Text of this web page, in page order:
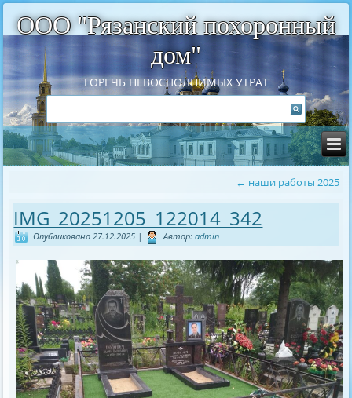
ООО "Рязанский похоронный
дом"
ГОРЕЧЬ НЕВОСПОЛНИМЫХ УТРАТ
← наши работы 2025
IMG_20251205_122014_342
Опубликовано 27.12.2025 | Автор: admin